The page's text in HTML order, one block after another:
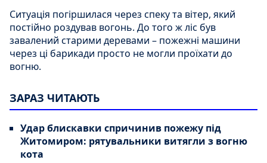
Ситуація погіршилася через спеку та вітер, який
постійно роздував вогонь. До того ж ліс був
завалений старими деревами – пожежні машини
через ці барикади просто не могли проїхати до
вогню.
ЗАРАЗ ЧИТАЮТЬ
Удар блискавки спричинив пожежу під
Житомиром: рятувальники витягли з вогню
кота